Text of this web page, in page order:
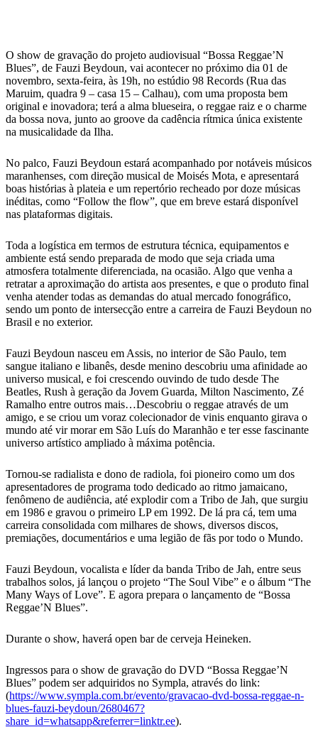
O show de gravação do projeto audiovisual “Bossa Reggae’N
Blues”, de Fauzi Beydoun, vai acontecer no próximo dia 01 de
novembro, sexta-feira, às 19h, no estúdio 98 Records (Rua das
Maruim, quadra 9 – casa 15 – Calhau), com uma proposta bem
original e inovadora; terá a alma blueseira, o reggae raiz e o charme
da bossa nova, junto ao groove da cadência rítmica única existente
na musicalidade da Ilha.
No palco, Fauzi Beydoun estará acompanhado por notáveis músicos
maranhenses, com direção musical de Moisés Mota, e apresentará
boas histórias à plateia e um repertório recheado por doze músicas
inéditas, como “Follow the flow”, que em breve estará disponível
nas plataformas digitais.
Toda a logística em termos de estrutura técnica, equipamentos e
ambiente está sendo preparada de modo que seja criada uma
atmosfera totalmente diferenciada, na ocasião. Algo que venha a
retratar a aproximação do artista aos presentes, e que o produto final
venha atender todas as demandas do atual mercado fonográfico,
sendo um ponto de intersecção entre a carreira de Fauzi Beydoun no
Brasil e no exterior.
Fauzi Beydoun nasceu em Assis, no interior de São Paulo, tem
sangue italiano e libanês, desde menino descobriu uma afinidade ao
universo musical, e foi crescendo ouvindo de tudo desde The
Beatles, Rush à geração da Jovem Guarda, Milton Nascimento, Zé
Ramalho entre outros mais…Descobriu o reggae através de um
amigo, e se criou um voraz colecionador de vinis enquanto girava o
mundo até vir morar em São Luís do Maranhão e ter esse fascinante
universo artístico ampliado à máxima potência.
Tornou-se radialista e dono de radiola, foi pioneiro como um dos
apresentadores de programa todo dedicado ao ritmo jamaicano,
fenômeno de audiência, até explodir com a Tribo de Jah, que surgiu
em 1986 e gravou o primeiro LP em 1992. De lá pra cá, tem uma
carreira consolidada com milhares de shows, diversos discos,
premiações, documentários e uma legião de fãs por todo o Mundo.
Fauzi Beydoun, vocalista e líder da banda Tribo de Jah, entre seus
trabalhos solos, já lançou o projeto “The Soul Vibe” e o álbum “The
Many Ways of Love”. E agora prepara o lançamento de “Bossa
Reggae’N Blues”.
Durante o show, haverá open bar de cerveja Heineken.
Ingressos para o show de gravação do DVD “Bossa Reggae’N
Blues” podem ser adquiridos no Sympla, através do link:
(https://www.sympla.com.br/evento/gravacao-dvd-bossa-reggae-n-
blues-fauzi-beydoun/2680467?
share_id=whatsapp&referrer=linktr.ee).